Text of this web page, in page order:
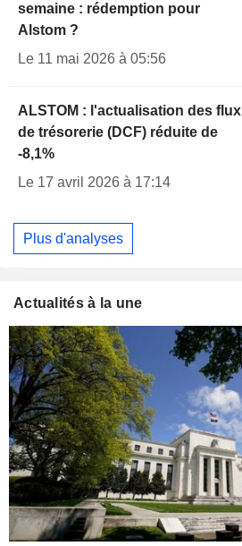
semaine : rédemption pour
Alstom ?
Le 11 mai 2026 à 05:56
ALSTOM : l'actualisation des flux
de trésorerie (DCF) réduite de
-8,1%
Le 17 avril 2026 à 17:14
Plus d'analyses
Actualités à la une